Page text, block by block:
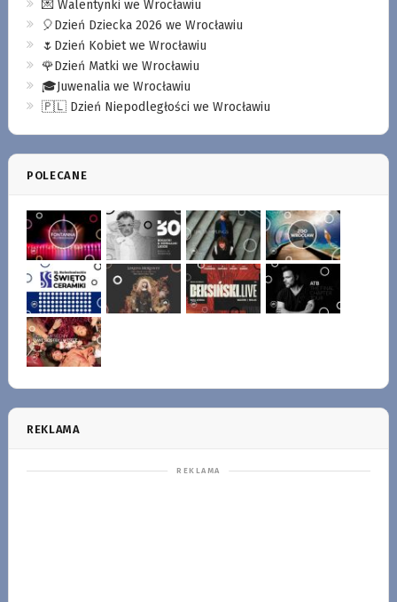
💌 Walentynki we Wrocławiu
🎈Dzień Dziecka 2026 we Wrocławiu
🌷Dzień Kobiet we Wrocławiu
🌹Dzień Matki we Wrocławiu
🎓Juwenalia we Wrocławiu
🇵🇱 Dzień Niepodległości we Wrocławiu
POLECANE
REKLAMA